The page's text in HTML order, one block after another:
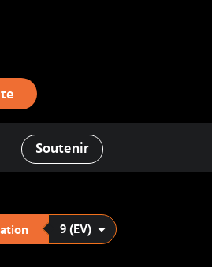
Salty Room sur Pokémon
Soutenir
9 (EV)